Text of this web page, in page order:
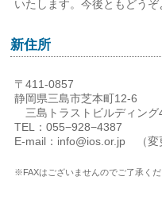
いたします。今後ともどうぞ
新住所
〒411-0857
静岡県三島市芝本町12-6
三島トラストビルディング
TEL：055−928−4387
E-mail：info@ios.or.jp （変
※FAXはございませんのでご了承くだ